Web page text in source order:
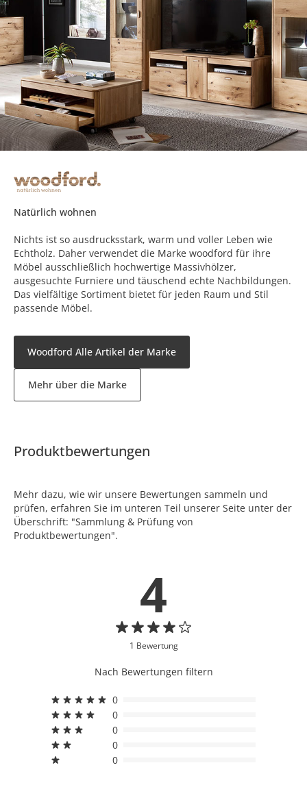
Natürlich wohnen
Nichts ist so ausdrucksstark, warm und voller Leben wie
Echtholz. Daher verwendet die Marke woodford für ihre
Möbel ausschließlich hochwertige Massivhölzer,
ausgesuchte Furniere und täuschend echte Nachbildungen.
Das vielfältige Sortiment bietet für jeden Raum und Stil
passende Möbel.
Woodford Alle Artikel der Marke
Mehr über die Marke
Produktbewertungen
Mehr dazu, wie wir unsere Bewertungen sammeln und
prüfen, erfahren Sie im unteren Teil unserer Seite unter der
Überschrift: "Sammlung & Prüfung von
Produktbewertungen".
4
1 Bewertung
Nach Bewertungen filtern
0
0
0
0
0